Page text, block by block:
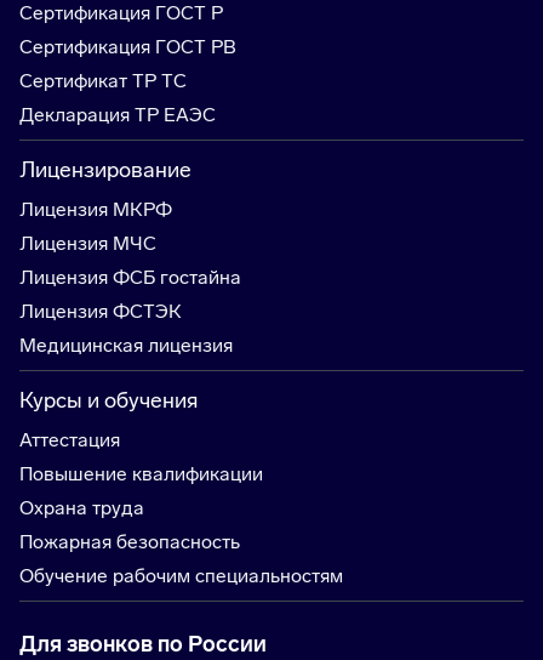
Сертификация ГОСТ Р
Сертификация ГОСТ РВ
Сертификат ТР ТС
Декларация ТР ЕАЭС
Лицензирование
Лицензия МКРФ
Лицензия МЧС
Лицензия ФСБ гостайна
Лицензия ФСТЭК
Медицинская лицензия
Курсы и обучения
Аттестация
Повышение квалификации
Охрана труда
Пожарная безопасность
Обучение рабочим специальностям
Для звонков по России